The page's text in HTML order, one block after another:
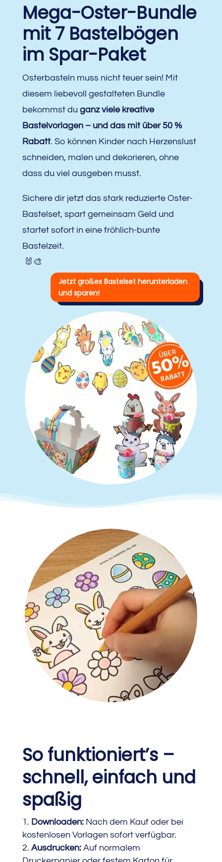
Mega-Oster-Bundle
mit 7 Bastelbögen
im Spar-Paket
Osterbasteln muss nicht teuer sein! Mit
diesem liebevoll gestalteten Bundle
bekommst du ganz viele kreative
Bastelvorlagen – und das mit über 50 %
Rabatt. So können Kinder nach Herzenslust
schneiden, malen und dekorieren, ohne
dass du viel ausgeben musst.
Sichere dir jetzt das stark reduzierte Oster-
Bastelset, spart gemeinsam Geld und
startet sofort in eine fröhlich-bunte
Bastelzeit.
🐰🎨
Jetzt großes Bastelset herunterladen
und sparen!
So funktioniert’s –
schnell, einfach und
spaßig
Downloaden:Nach dem Kauf oder bei
kostenlosen Vorlagen sofort verfügbar.
Ausdrucken:Auf normalem